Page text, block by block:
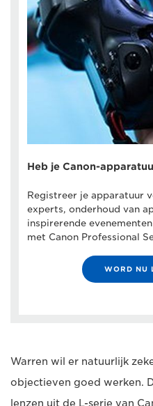
Heb je Canon-
Registreer je apparatuur
experts, onderhoud van
inspirerende
met Canon Professional
WORD NU
Warren wil er natuurlijk
objectieven goed werken.
lenzen uit de L-serie van